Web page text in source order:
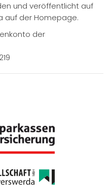
und veröffentlicht auf
auf der Homepage.
der